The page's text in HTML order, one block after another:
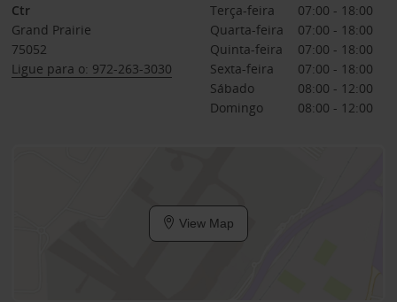
Ctr
Grand Prairie
75052
Ligue para o: 972-263-3030
Terça-feira
07:00 - 18:00
Quarta-feira
07:00 - 18:00
Quinta-feira
07:00 - 18:00
Sexta-feira
07:00 - 18:00
Sábado
08:00 - 12:00
Domingo
08:00 - 12:00
View Map